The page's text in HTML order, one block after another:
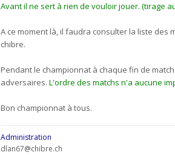
Avant il ne sert à rien de vouloir jouer. (tirage
A ce moment là, il faudra consulter la liste
chibre.
Pendant le championnat à chaque fin de
adversaires. L'ordre des matchs n'a aucune
Bon championnat à tous.
Administration
dlan67@chibre.ch